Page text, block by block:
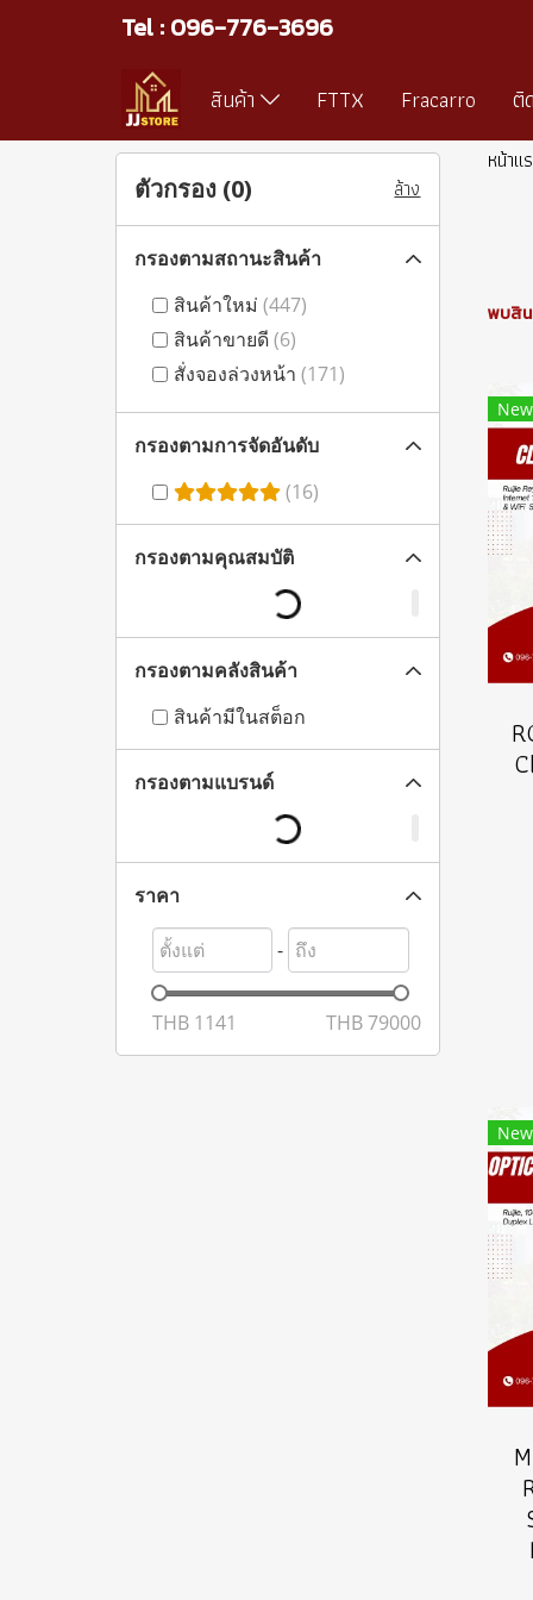
Tel : 096-776-3696
สินค้า FTTX Fracarro ติ
หน้าแ
พบสิน
New
New
ตัวกรอง (0) ล้าง
กรองตามสถานะสินค้า
สินค้าใหม่ (447)
สินค้าขายดี(6)
สั่งจองล่วงหน้า (171)
กรองตามการจัดอันดับ
(16)
กรองตามคุณสมบัติ
กรองตามคลังสินค้า
สินค้ามีในสต็อก
กรองตามแบรนด์
ราคา
-
THB 1141 THB79000